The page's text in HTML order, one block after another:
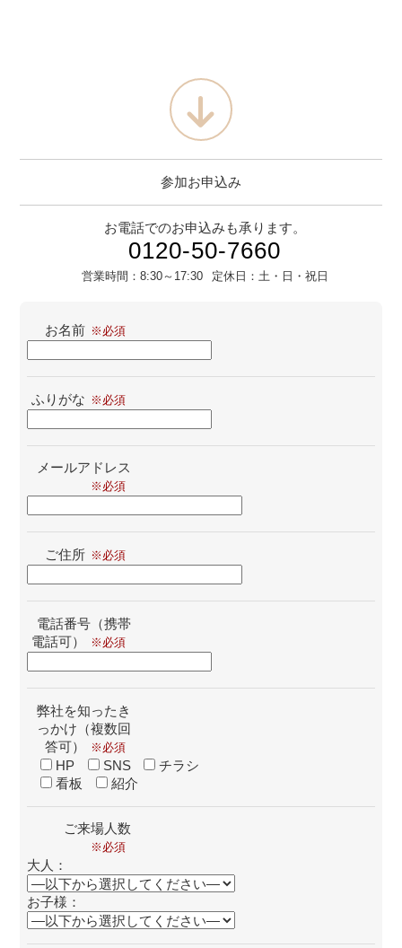
参加お申込み
お電話でのお申込みも承ります。
0120-50-7660
営業時間： 8:30～17:30 定休日： 土・日・祝日
お名前
ふりがな
メールアドレス
ご住所
電話番号（携帯
電話可）
弊社を知ったき
っかけ（複数回
答可）
HP
SNS
チラシ
看板
紹介
ご来場人数
大人：
お子様：